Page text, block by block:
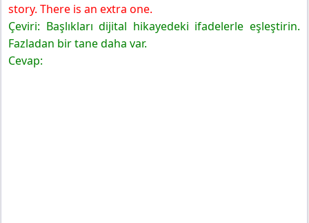
story. There is an extra one.
Çeviri: Başlıkları dijital hikayedeki ifadelerle eşleştirin.
Fazladan bir tane daha var.
Cevap: